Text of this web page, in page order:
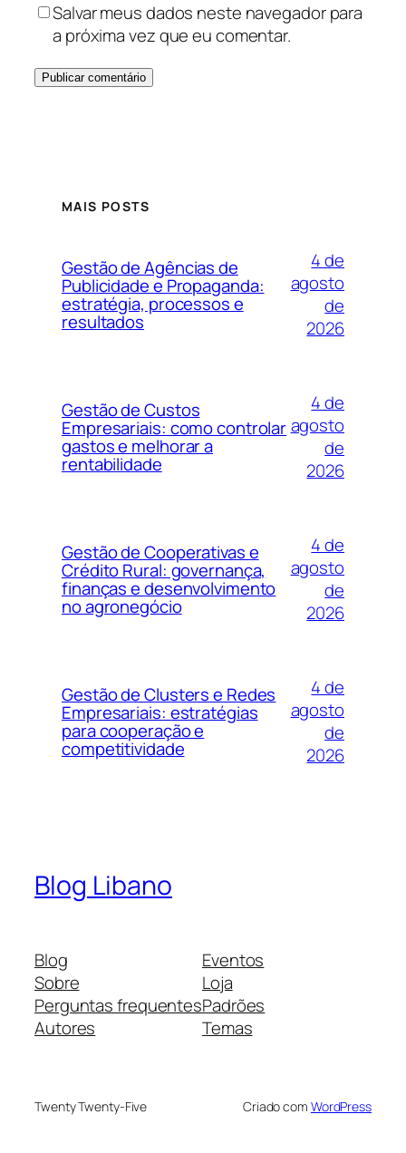
Salvar meus dados neste navegador para
a próxima vez que eu comentar.
MAIS POSTS
Gestão de Agências de
Publicidade e Propaganda:
estratégia, processos e
resultados
4 de
agosto
de
2026
Gestão de Custos
Empresariais: como controlar
gastos e melhorar a
rentabilidade
4 de
agosto
de
2026
Gestão de Cooperativas e
Crédito Rural: governança,
finanças e desenvolvimento
no agronegócio
4 de
agosto
de
2026
Gestão de Clusters e Redes
Empresariais: estratégias
para cooperação e
competitividade
4 de
agosto
de
2026
Blog Libano
Blog
Sobre
Perguntas frequentes
Autores
Eventos
Loja
Padrões
Temas
Twenty Twenty-Five Criado com WordPress